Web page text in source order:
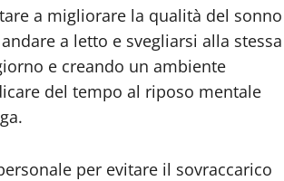
a migliorare la qualità del sonno
a letto e svegliarsi alla stessa
e creando un ambiente
del tempo al riposo mentale
per evitare il sovraccarico